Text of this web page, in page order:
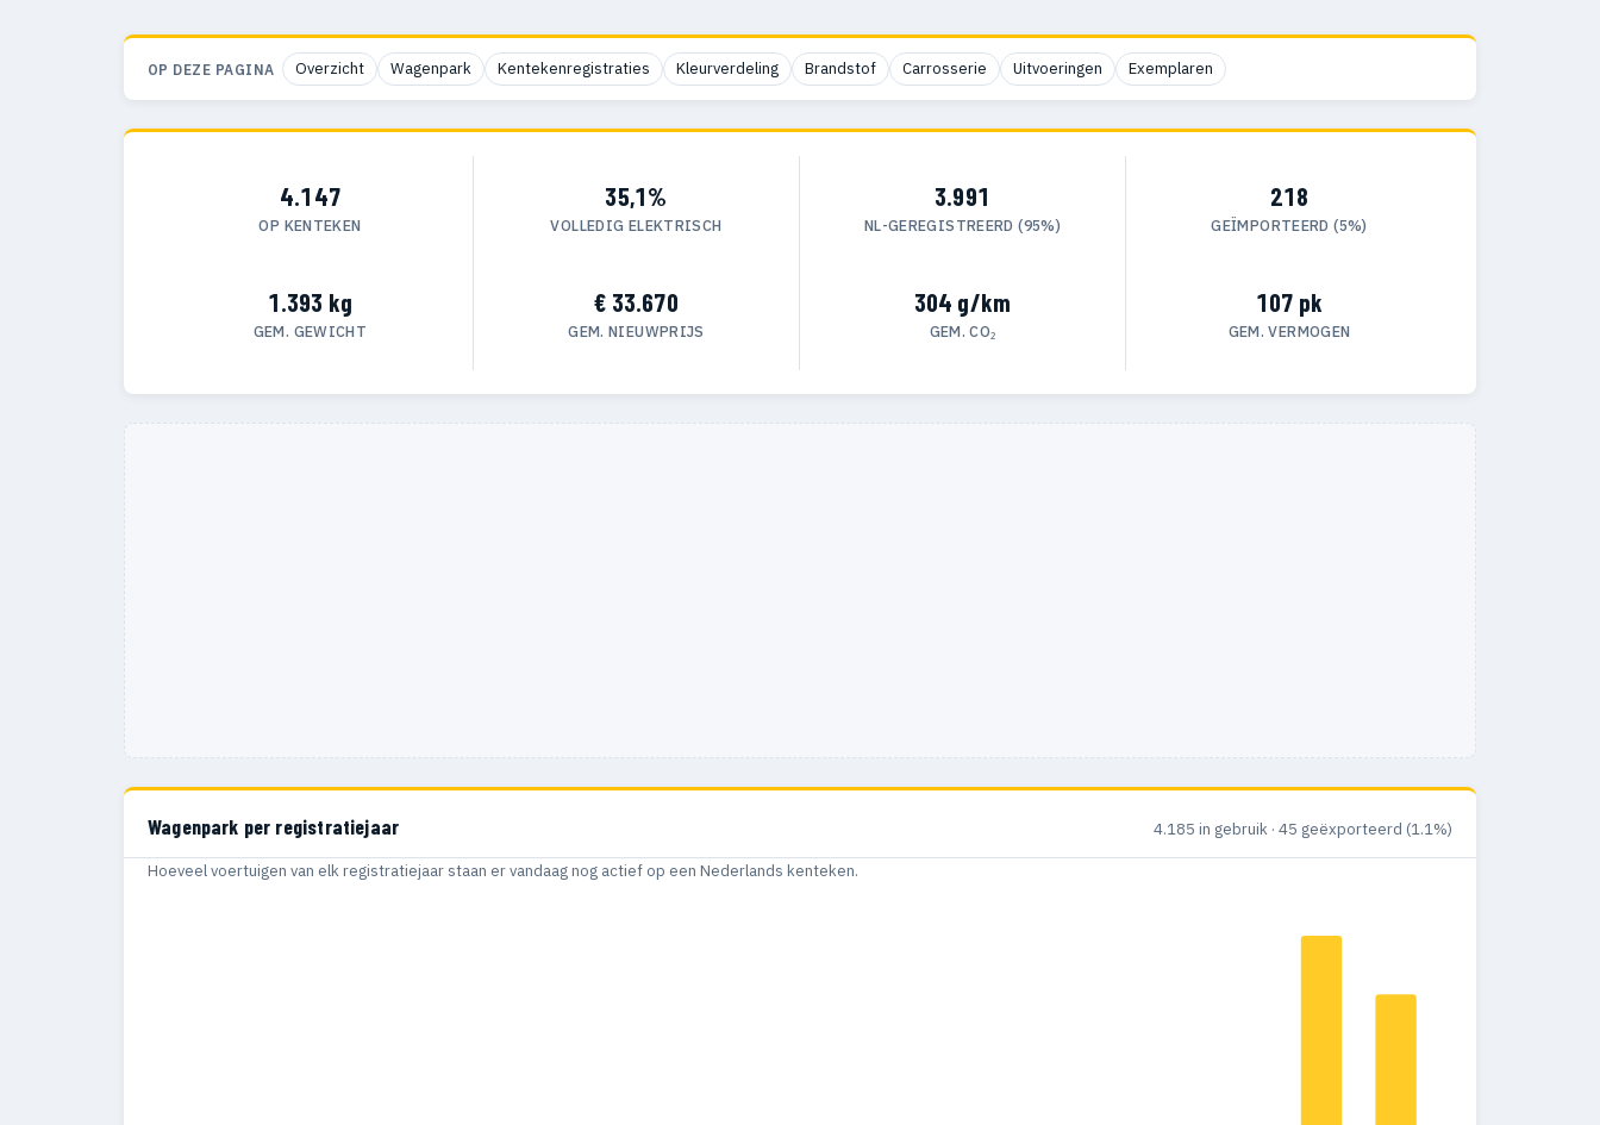
OP DEZE PAGINA Overzicht Wagenpark Kentekenregistraties Kleurverdeling Brandstof Carrosserie Uitvoeringen Exemplaren
4.147
OP KENTEKEN
35,1%
VOLLEDIG ELEKTRISCH
3.991
NL-GEREGISTREERD (95%)
218
GEÏMPORTEERD (5%)
1.393 kg
GEM. GEWICHT
€ 33.670
GEM. NIEUWPRIJS
304 g/km
GEM. CO₂
107 pk
GEM. VERMOGEN
Wagenpark per registratiejaar 4.185 in gebruik · 45 geëxporteerd (1.1%)
Hoeveel voertuigen van elk registratiejaar staan er vandaag nog actief op een Nederlands kenteken.